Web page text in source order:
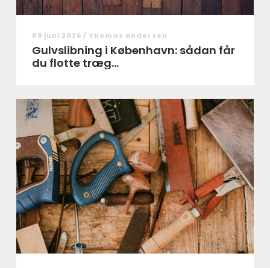
09 juni 2026 / Thomas Andersen
Gulvslibning i København: sådan får
du flotte træg...